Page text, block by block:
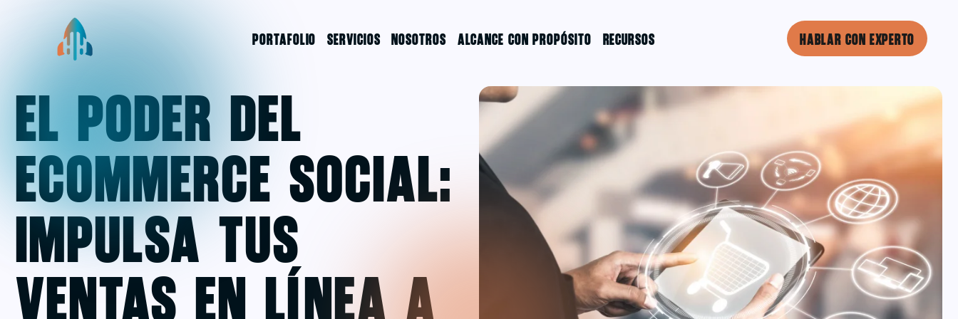
PORTAFOLIO SERVICIOS NOSOTROS ALCANCE CON PROPÓSITO RECURSOS HABLAR CON EXPERTO
El Poder del
eCommerce Social:
Impulsa tus
Ventas en Línea a